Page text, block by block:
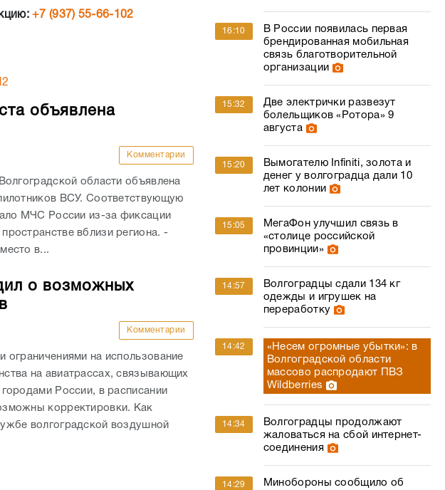
+7 (937) 55-66-102
объявлена
Комментарии
области объявлена
ВСУ. Соответствующую
МЧС России из-за фиксации
вблизи региона. -
в...
о возможных
Комментарии
ограничениями на использование
на авиатрассах, связывающих
России, в расписании
корректировки. Как
волгоградской воздушной
16:10
В России появилась первая
брендированная мобильная
связь благотворительной
организации
15:32
Две электрички развезут
болельщиков «Ротора» 9
августа
15:20
Вымогателю Infiniti, золота и
денег у волгоградца дали 10
лет колонии
15:05
МегаФон улучшил связь в
«столице российской
провинции»
14:57
Волгоградцы сдали 134 кг
одежды и игрушек на
переработку
14:42
«Несем огромные убытки»: в
Волгоградской области
массово распродают ПВЗ
Wildberries
14:34
Волгоградцы продолжают
жаловаться на сбой интернет-
соединения
14:29
Минобороны сообщило об